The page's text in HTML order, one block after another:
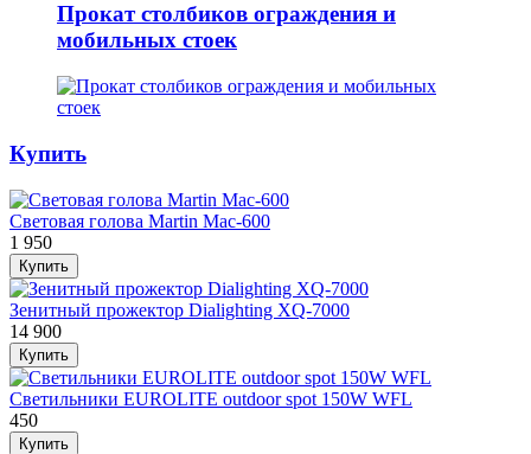
Прокат столбиков ограждения и
мобильных стоек
Купить
Световая голова Martin Mac-600
1 950
Купить
Зенитный прожектор Dialighting XQ-7000
14 900
Купить
Светильники EUROLITE outdoor spot 150W WFL
450
Купить